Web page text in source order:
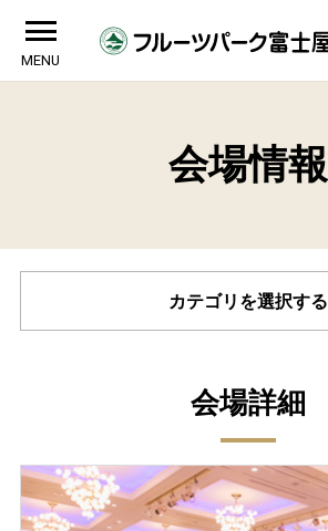
MENU
会場情報
カテゴリを選択する
会場詳細